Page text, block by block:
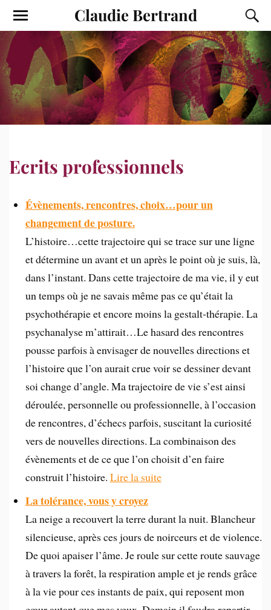
Claudie Bertrand
Ecrits professionnels
Évènements, rencontres, choix…pour un
changement de posture.
L’histoire…cette trajectoire qui se trace sur une ligne
et détermine un avant et un après le point où je suis, là,
dans l’instant. Dans cette trajectoire de ma vie, il y eut
un temps où je ne savais même pas ce qu’était la
psychothérapie et encore moins la gestalt-thérapie. La
psychanalyse m’attirait…Le hasard des rencontres
pousse parfois à envisager de nouvelles directions et
l’histoire que l’on aurait crue voir se dessiner devant
soi change d’angle. Ma trajectoire de vie s’est ainsi
déroulée, personnelle ou professionnelle, à l’occasion
de rencontres, d’échecs parfois, suscitant la curiosité
vers de nouvelles directions. La combinaison des
évènements et de ce que l’on choisit d’en faire
construit l’histoire. Lire la suite
La tolérance, vous y croyez
La neige a recouvert la terre durant la nuit. Blancheur
silencieuse, après ces jours de noirceurs et de violence.
De quoi apaiser l’âme. Je roule sur cette route sauvage
à travers la forêt, la respiration ample et je rends grâce
à la vie pour ces instants de paix, qui reposent mon